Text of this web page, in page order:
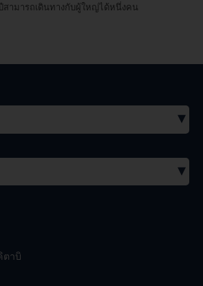
ามารถเดินทางกับผู้ใหญ่ได้หนึ่งคน
▾
▾
ตาบิ